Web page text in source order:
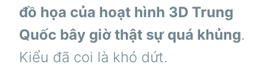
đồ họa của hoạt hình 3D Trung
Quốc bây giờ thật sự quá khủng.
Kiểu đã coi là khó dứt.